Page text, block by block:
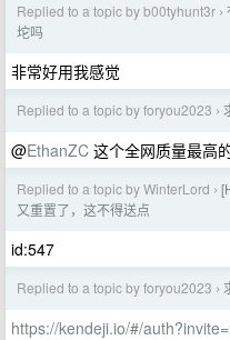
Replied to a topic by b00tyhunt3r ›
坨吗
非常好用我感觉
Replied to a topic by foryou2023 ›
@EthanZC 这个全网质量最高
Replied to a topic by WinterLord ›
又重置了，这不得送点
id:547
Replied to a topic by foryou2023 ›
https://kendeji.io/#/